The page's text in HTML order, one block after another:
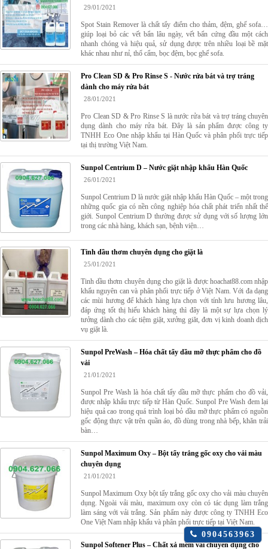
29/01/2021
Spot Stain Remover là chất tẩy điểm cho thảm, đệm, ghế sofa…
giúp loại bỏ các vết bẩn lâu ngày, vết bẩn cứng đầu một cách
nhanh chóng và hiệu quả, sử dụng được trên nhiều loại bề mặt
khác nhau như nỉ, thổ cẩm, bọc đệm, bọc ghế sofa.
Pro Clean SD & Pro Rinse S - Nước rửa bát và trợ tráng
dành cho máy rửa bát
28/01/2021
Pro Clean SD & Pro Rinse S là nước rửa bát và trợ tráng chuyên
dụng dành cho máy rửa bát. Đây là sản phẩm được công ty
TNHH Eco One nhập khẩu tại Hàn Quốc và phân phối trực tiếp
tại thị trường Việt Nam.
Sunpol Centrium D – Nước giặt nhập khẩu Hàn Quốc
26/01/2021
Sunpol Centrium D là nước giặt nhập khẩu Hàn Quốc – một trong
những quốc gia có nền công nghiệp hóa chất phát triển nhất thế
giới. Sunpol Centrium D thường được sử dụng với số lượng lớn
trong các nhà hàng, khách sạn, bệnh viện…
Tinh dầu thơm chuyên dụng cho giặt là
25/01/2021
Tinh dầu thơm chuyên dụng cho giặt là được hoachat88.com nhập
khẩu nguyên can và phân phối trực tiếp ở Việt Nam. Với đa dạng
các mùi hương để khách hàng lựa chọn với tính lưu hương lâu,
đáp ứng tốt thị hiếu khách hàng thì đây là một sự lựa chọn lý
tưởng dành cho các tiệm giặt, xưởng giăt, đơn vị kinh doanh dịch
vụ giặt là.
Sunpol PreWash – Hóa chất tẩy dầu mỡ thực phẩm cho đồ
vải
21/01/2021
Sunpol Pre Wash là hóa chất tẩy dầu mỡ thực phẩm cho đồ vải,
được nhập khẩu trực tiếp từ Hàn Quốc. Sunpol Pre Wash đem lại
hiệu quả cao trong quá trình loại bỏ dầu mỡ thực phẩm có nguồn
gốc động thực vật trên quần áo, đồ dùng trong nhà bếp, khăn trải
bàn…
Sunpol Maximum Oxy – Bột tẩy trắng gốc oxy cho vải màu
chuyên dụng
21/01/2021
Sunpol Maximum Oxy bột tẩy trắng gốc oxy cho vải màu chuyên
dụng. Ngoài vải màu, maximum oxy còn có tác dụng làm trắng
làm sáng với vải trắng. Sản phẩm này được công ty TNHH Eco
One Việt Nam nhập khẩu và phân phối trực tiếp tại Việt Nam.
Sunpol Softener Plus – Chất xả mềm vải chuyên dụng cho
Click
để
0904563963